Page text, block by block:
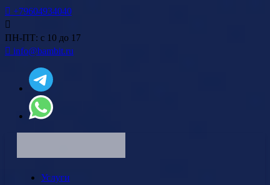
+79604934040
ПН-ПТ: с 10 до 17
info@bambit.ru
Услуги